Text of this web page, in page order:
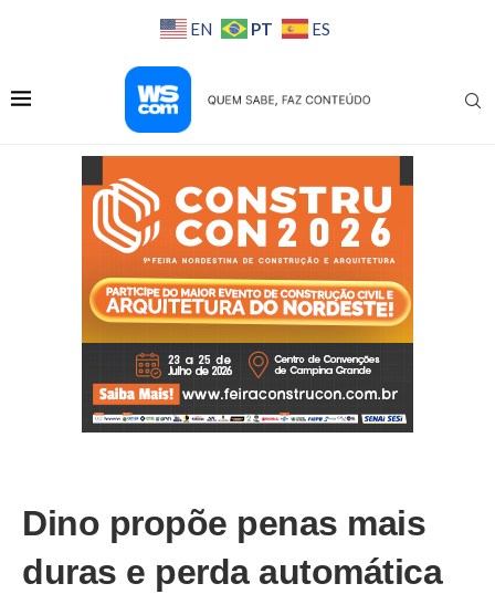
EN PT ES
Dino propõe penas mais
duras e perda automática